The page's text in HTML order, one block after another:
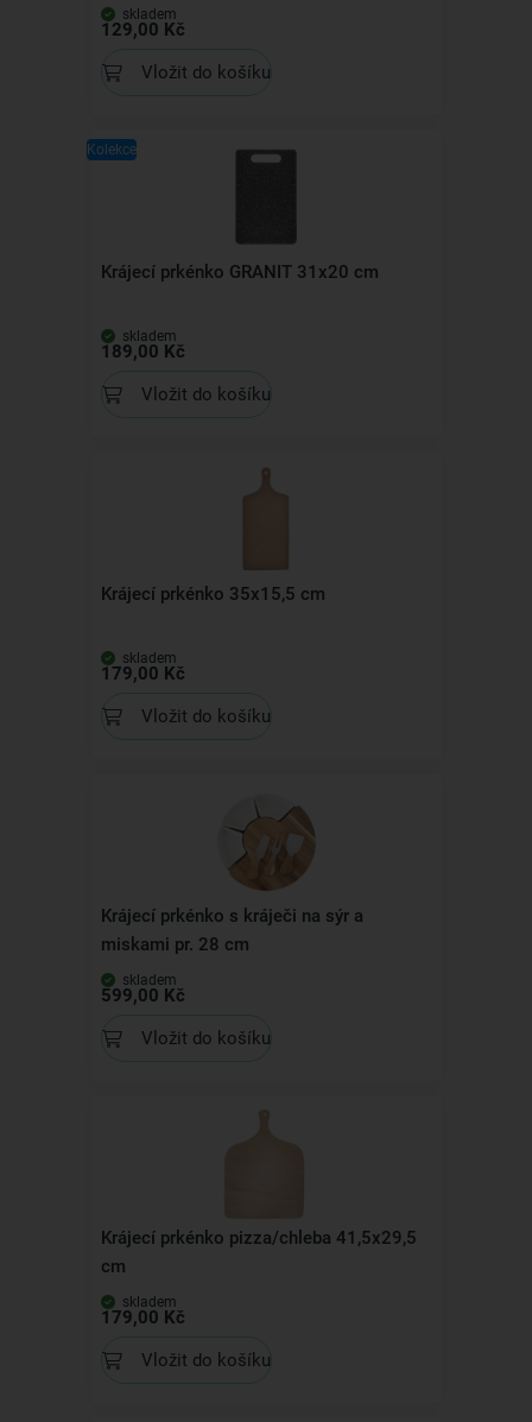
skladem
129,00 Kč
Vložit do košíku
Kolekce
Krájecí prkénko GRANIT 31x20 cm
skladem
189,00 Kč
Vložit do košíku
Krájecí prkénko 35x15,5 cm
skladem
179,00 Kč
Vložit do košíku
Krájecí prkénko s kráječi na sýr a
miskami pr. 28 cm
skladem
599,00 Kč
Vložit do košíku
Krájecí prkénko pizza/chleba 41,5x29,5
cm
skladem
179,00 Kč
Vložit do košíku